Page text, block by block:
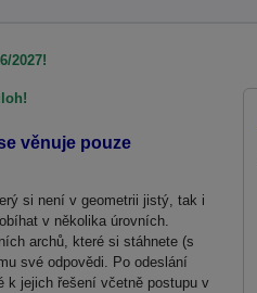
2027!
věnuje pouze
si není v geometrii jistý, tak i
v několika úrovních.
archů, které si stáhnete (s
své odpovědi. Po odeslání
k jejich řešení včetně postupu v